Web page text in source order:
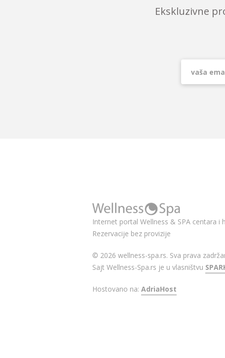
Ekskluzivne
Internet portal Wellness & SPA centara i
Rezervacije bez provizije
© 2026 wellness-spa.rs. Sva prava
Sajt Wellness-Spa.rs je u vlasništvu
Hostovano na: AdriaHost